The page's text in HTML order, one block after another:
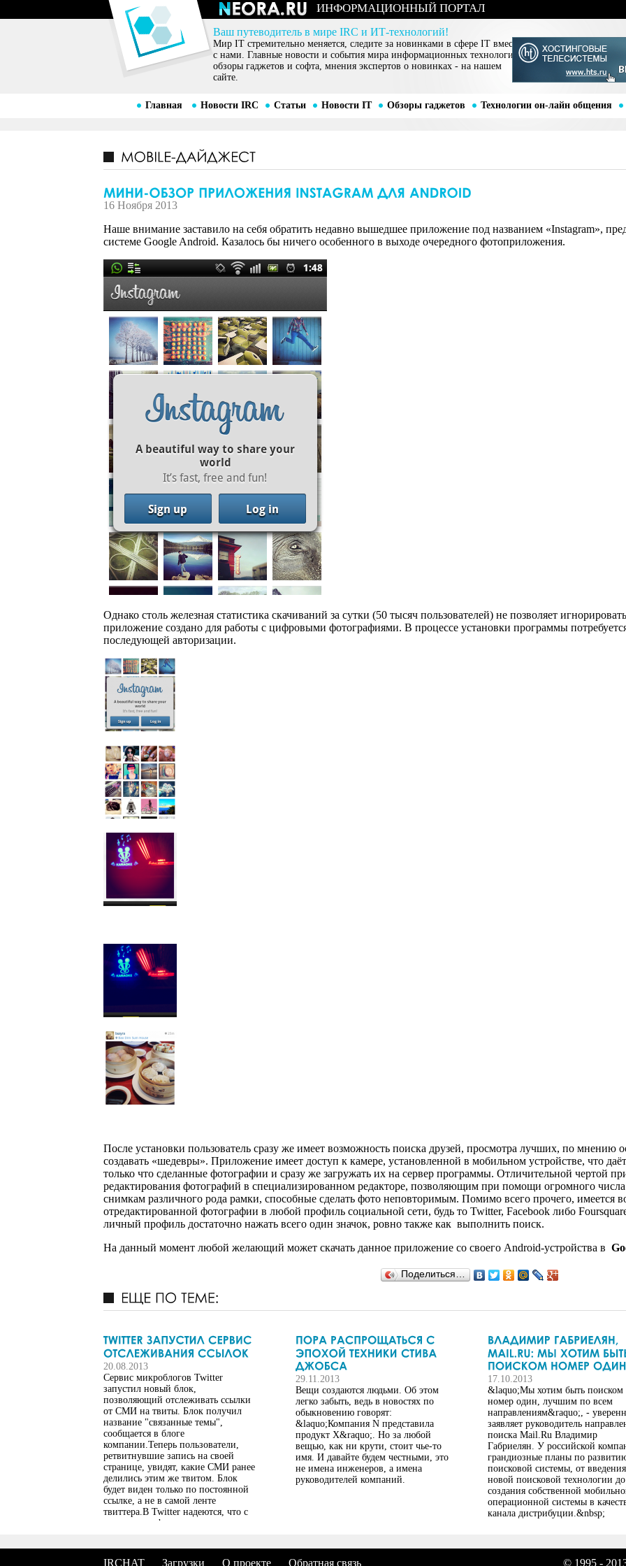
ИНФОРМАЦИОННЫЙ ПОРТАЛ
Ваш путеводитель в мире IRC и ИТ-технологий!
Мир IT стремительно меняется, следите за новинками в сфере IT вместе
с нами. Главные новости и события мира информационных технологий,
обзоры гаджетов и софта, мнения экспертов о новинках - на нашем
сайте.
Главная Новости IRC Статьи Новости IT Обзоры гаджетов Технологии он-лайн общения
16 Ноября 2013
Наше внимание заставило на себя обратить недавно вышедшее приложение под названием «Instagram»,
системе Google Android. Казалось бы ничего особенного в выходе очередного фотоприложения.
Однако столь железная статистика скачиваний за сутки (50 тысяч пользователей) не позволяет
приложение создано для работы с цифровыми фотографиями. В процессе установки программы
последующей авторизации.
После установки пользователь сразу же имеет возможность поиска друзей, просмотра лучших, по мнению
создавать «шедевры». Приложение имеет доступ к камере, установленной в мобильном устройстве, что
только что сделанные фотографии и сразу же загружать их на сервер программы. Отличительной чертой
редактирования фотографий в специализированном редакторе, позволяющим при помощи огромного
снимкам различного рода рамки, способные сделать фото неповторимым. Помимо всего прочего, имеется
отредактированной фотографии в любой профиль социальной сети, будь то Twitter, Facebook либо
личный профиль достаточно нажать всего один значок, ровно также как выполнить поиск.
На данный момент любой желающий может скачать данное приложение со своего Android-устройства в
Поделиться…
20.08.2013
Сервис микроблогов Twitter
запустил новый блок,
позволяющий отслеживать ссылки
от СМИ на твиты. Блок получил
название "связанные темы",
сообщается в блоге
компании.Теперь пользователи,
ретвитнувшие запись на своей
странице, увидят, какие СМИ ранее
делились этим же твитом. Блок
будет виден только по постоянной
ссылке, а не в самой ленте
твиттера.В Twitter надеются, что с
появлением функции связанных
29.11.2013
Вещи создаются людьми. Об этом
легко забыть, ведь в новостях по
обыкновению говорят:
&laquo;Компания N представила
продукт X&raquo;. Но за любой
вещью, как ни крути, стоит чье-то
имя. И давайте будем честными, это
не имена инженеров, а имена
руководителей компаний.
17.10.2013
&laquo;Мы хотим быть поиском
номер один, лучшим по всем
направлениям&raquo;, -
заявляет руководитель
поиска Mail.Ru Владимир
Габриелян. У российской
грандиозные планы по
поисковой системы, от введения
новой поисковой технологии до
создания собственной
операционной системы в
канала дистрибуции.&nbsp;
IRCHAT Загрузки О проекте Обратная связь © 1995 -